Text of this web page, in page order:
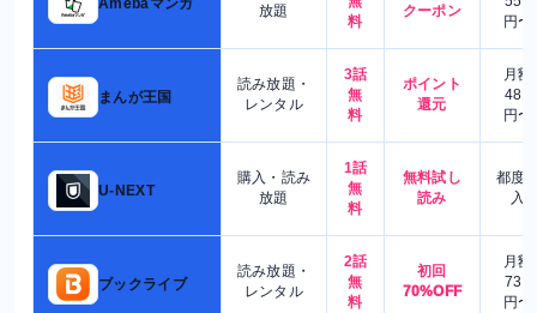
Amebaマンガ
放題
料
クーポン
円〜
まんが王国
読み放題・
レンタル
3話
無
料
ポイント
還元
月額
480
円〜
U-NEXT
購入・読み
放題
1話
無
料
無料試し
読み
都度
入
ブックライブ
読み放題・
レンタル
2話
無
料
初回
70%OFF
月額
730
円〜